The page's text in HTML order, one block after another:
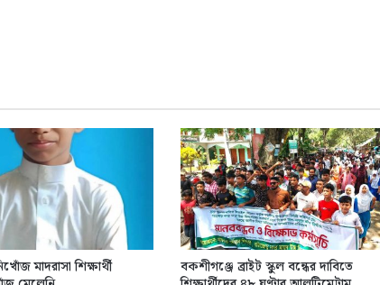
মাদরাসা শিক্ষার্থী
বকশীগঞ্জে ব্রাইট স্কুল বন্ধের দাবিতে